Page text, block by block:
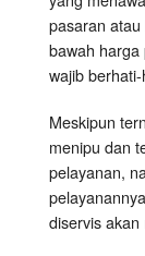
pasaran
bawah harga
wajib
Meskipun
menipu dan
pelayanan,
diservis